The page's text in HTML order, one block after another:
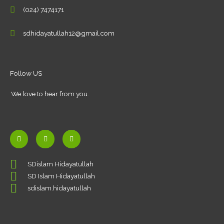
(024) 7474171
sdhidayatullah12@gmail.com
Follow US
We love to hear from you.
F
Y
u
u
e
I
s
t
a
g
r
SDislam Hidayatullah
SD Islam Hidayatullah
sdislam.hidayatullah